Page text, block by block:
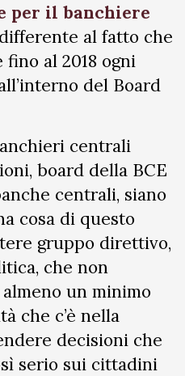
per il banchiere
al fatto che
al 2018 ogni
del Board
centrali
board della BCE
centrali, siano
cosa di questo
gruppo direttivo,
che non
un minimo
che c’è nella
decisioni che
serio sui cittadini